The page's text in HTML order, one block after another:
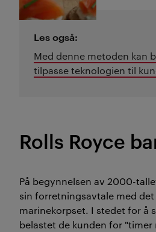
Les også:
Med denne metoden kan
tilpasse teknologien til
Rolls Royce
På begynnelsen av 2000-
sin forretningsavtale med det
marinekorpset. I stedet for å
belastet de kunden for "timer